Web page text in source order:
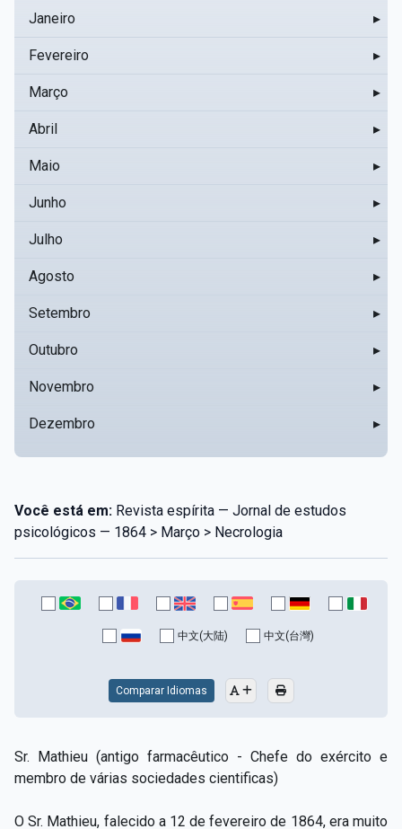
Janeiro ▸
Fevereiro ▸
Março ▸
Abril ▸
Maio ▸
Junho ▸
Julho ▸
Agosto ▸
Setembro ▸
Outubro ▸
Novembro ▸
Dezembro ▸
Você está em: Revista espírita — Jornal de estudos
psicológicos — 1864 > Março > Necrologia
中文(大陆) 中文(台灣)
Comparar Idiomas
Sr. Mathieu (antigo farmacêutico - Chefe do exército e
membro de várias sociedades cientificas)
O Sr. Mathieu, falecido a 12 de fevereiro de 1864, era muito